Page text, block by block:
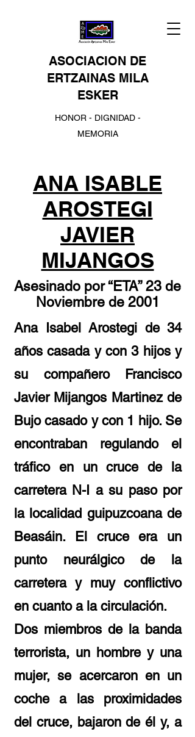
ASOCIACION DE
ERTZAINAS MILA
ESKER
HONOR - DIGNIDAD -
MEMORIA
ANA ISABLE
AROSTEGI
JAVIER
MIJANGOS
Asesinado por “ETA” 23 de
Noviembre de 2001
Ana Isabel Arostegi de 34
años casada y con 3 hijos y
su compañero Francisco
Javier Mijangos Martinez de
Bujo casado y con 1 hijo. Se
encontraban regulando el
tráfico en un cruce de la
carretera N-I a su paso por
la localidad guipuzcoana de
Beasáin. El cruce era un
punto neurálgico de la
carretera y muy conflictivo
en cuanto a la circulación.
Dos miembros de la banda
terrorista, un hombre y una
mujer, se acercaron en un
coche a las proximidades
del cruce, bajaron de él y, a